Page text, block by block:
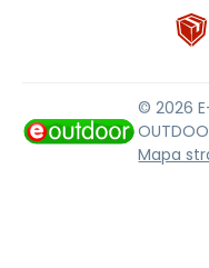
© 2026
Mapa